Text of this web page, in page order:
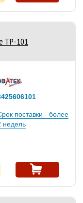
ТР-101
поставки - более
недель